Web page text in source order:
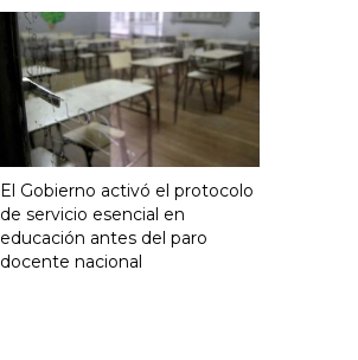
El Gobierno activó el protocolo
de servicio esencial en
educación antes del paro
docente nacional